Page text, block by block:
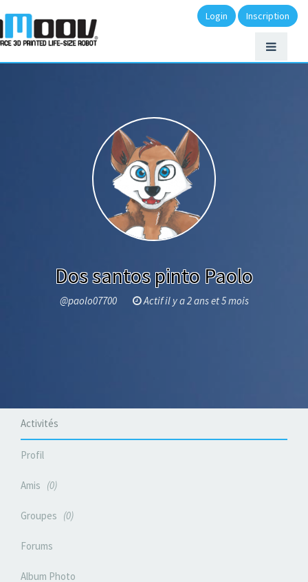
Login Inscription
Dos santos pinto Paolo
@paolo07700 Actif il y a 2 ans et 5 mois
Activités
Profil
Amis 0
Groupes 0
Forums
Album Photo